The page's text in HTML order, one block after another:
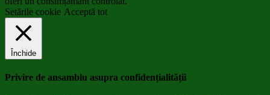
Setările cookie Acceptă tot
Închide
Privire de ansamblu asupra confidențialității